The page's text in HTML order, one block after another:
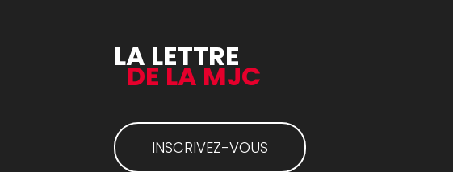
LA LETTRE
DE LA MJC
INSCRIVEZ-VOUS